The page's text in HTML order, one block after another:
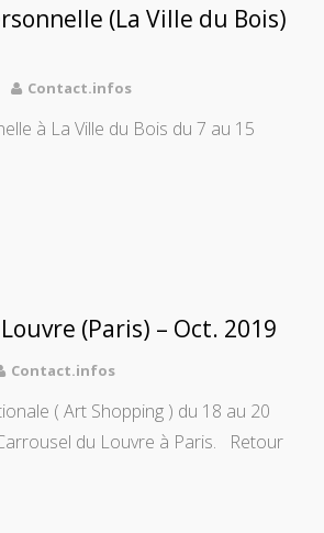
(La Ville du Bois)
Contact.infos
à La Ville du Bois du 7 au 15
(Paris) – Oct. 2019
Contact.infos
( Art Shopping ) du 18 au 20
du Louvre à Paris. Retour